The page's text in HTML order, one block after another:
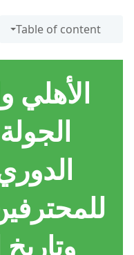
Table of content
الأهلي